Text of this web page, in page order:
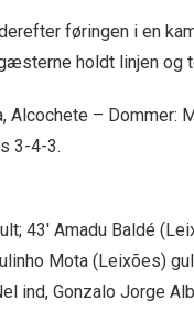
føringen i en
holdt linjen og
Alcochete –
3-4-3.
43′ Amadu Baldé
Mota (Leixões)
ind, Gonzalo Jorge